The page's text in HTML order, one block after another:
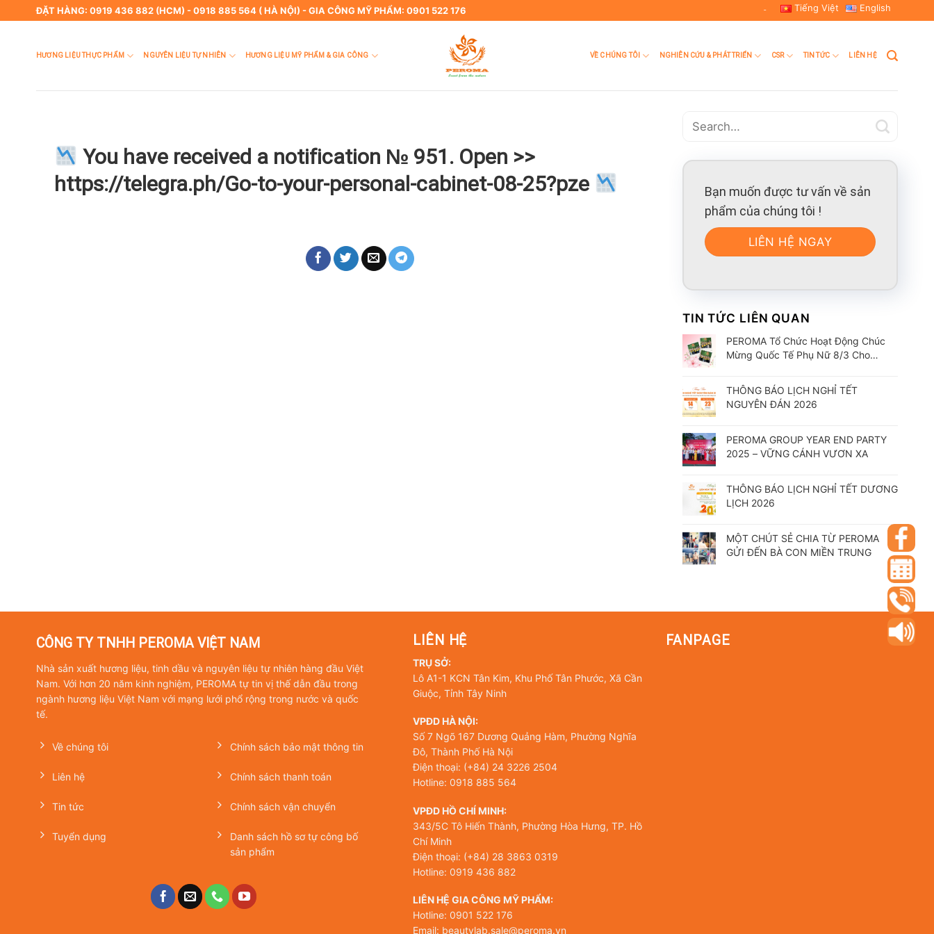
ĐẶT HÀNG: 0919 436 882 (HCM) - 0918 885 564 ( HÀ NỘI) - GIA CÔNG MỸ PHẨM: 0901 522 176 - Tiếng Việt English
HƯƠNG LIỆU THỰC PHẨM NGUYÊN LIỆU TỰ NHIÊN HƯƠNG LIỆU MỸ PHẨM & GIA CÔNG VỀ CHÚNG TÔI NGHIÊN CỨU & PHÁT TRIỂN CSR TIN TỨC LIÊN HỆ
You have received a notification № 951. Open >>
https://telegra.ph/Go-to-your-personal-cabinet-08-25?pze
Bạn muốn được tư vấn về sản
phẩm của chúng tôi !
LIÊN HỆ NGAY
TIN TỨC LIÊN QUAN
PEROMA Tổ Chức Hoạt Động Chúc
Mừng Quốc Tế Phụ Nữ 8/3 Cho
THÔNG BÁO LỊCH NGHỈ TẾT
NGUYÊN ĐÁN 2026
PEROMA GROUP YEAR END PARTY
2025 – VỮNG CÁNH VƯƠN XA
THÔNG BÁO LỊCH NGHỈ TẾT DƯƠNG
LỊCH 2026
MỘT CHÚT SẺ CHIA TỪ PEROMA
GỬI ĐẾN BÀ CON MIỀN TRUNG
CÔNG TY TNHH PEROMA VIỆT NAM
Nhà sản xuất hương liệu, tinh dầu và nguyên liệu tự nhiên hàng đầu Việt
Nam. Với hơn 20 năm kinh nghiệm, PEROMA tự tin vị thế dẫn đầu trong
ngành hương liệu Việt Nam với mạng lưới phổ rộng trong nước và quốc
tế.
Về chúng tôi
Liên hệ
Tin tức
Tuyển dụng
Chính sách bảo mật thông tin
Chính sách thanh toán
Chính sách vận chuyển
Danh sách hồ sơ tự công bố
sản phẩm
LIÊN HỆ
TRỤ SỞ:
Lô A1-1 KCN Tân Kim, Khu Phố Tân Phước, Xã Cần
Giuộc, Tỉnh Tây Ninh
VPĐD HÀ NỘI:
Số 7 Ngõ 167 Dương Quảng Hàm, Phường Nghĩa
Đô, Thành Phố Hà Nội
Điện thoại: (+84) 24 3226 2504
Hotline: 0918 885 564
VPĐD HỒ CHÍ MINH:
343/5C Tô Hiến Thành, Phường Hòa Hưng, TP. Hồ
Chí Minh
Điện thoại: (+84) 28 3863 0319
Hotline: 0919 436 882
LIÊN HỆ GIA CÔNG MỸ PHẨM:
Hotline: 0901 522 176
Email: beautylab.sale@peroma.vn
FANPAGE